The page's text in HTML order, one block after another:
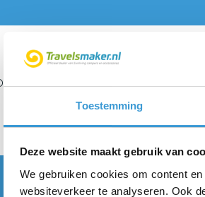
Toestemming
Deze website maakt gebruik van
We gebruiken cookies om content
websiteverkeer te analyseren. Ook
delen